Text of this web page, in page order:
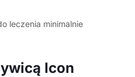
leczenia minimalnie
Icon